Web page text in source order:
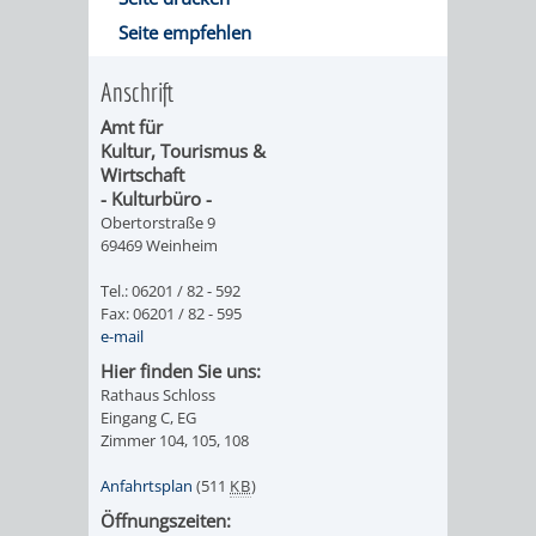
BILDUNG
KINDERBETREUUNG
KINDERTAGESPFLEGE
KINDERKRIPPEN
SCHULEN
SCHULARTEN
SCHULVERWALTUNG
Seite empfehlen
Anschrift
Amt für
Kultur, Tourismus &
Wirtschaft
- Kulturbüro -
Obertorstraße 9
69469 Weinheim
Tel.: 06201 / 82 - 592
Fax: 06201 / 82 - 595
e-mail
Hier finden Sie uns:
Rathaus Schloss
Eingang C, EG
Zimmer 104, 105, 108
Anfahrtsplan (511 KB)
Öffnungszeiten: